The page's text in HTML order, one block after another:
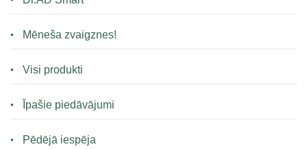
Mēneša zvaigznes!
Visi produkti
Īpašie piedāvājumi
Pēdējā iespēja